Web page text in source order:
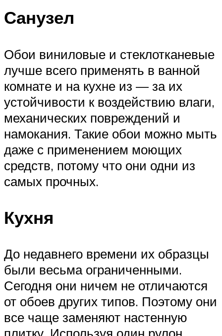
Санузел
Обои виниловые и стеклотканевые
лучше всего применять в ванной
комнате и на кухне из — за их
устойчивости к воздействию влаги,
механических повреждений и
намокания. Такие обои можно мыть
даже с применением моющих
средств, потому что они одни из
самых прочных.
Кухня
До недавнего времени их образцы
были весьма ограниченными.
Сегодня они ничем не отличаются
от обоев других типов. Поэтому они
все чаще заменяют настенную